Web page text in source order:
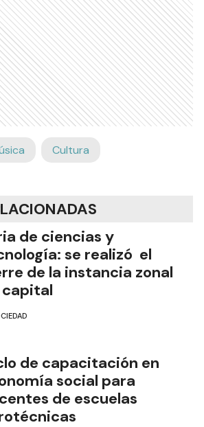
Cultura
de ciencias y
se realizó el
de la instancia zonal
capital
de capacitación en
social para
de escuelas